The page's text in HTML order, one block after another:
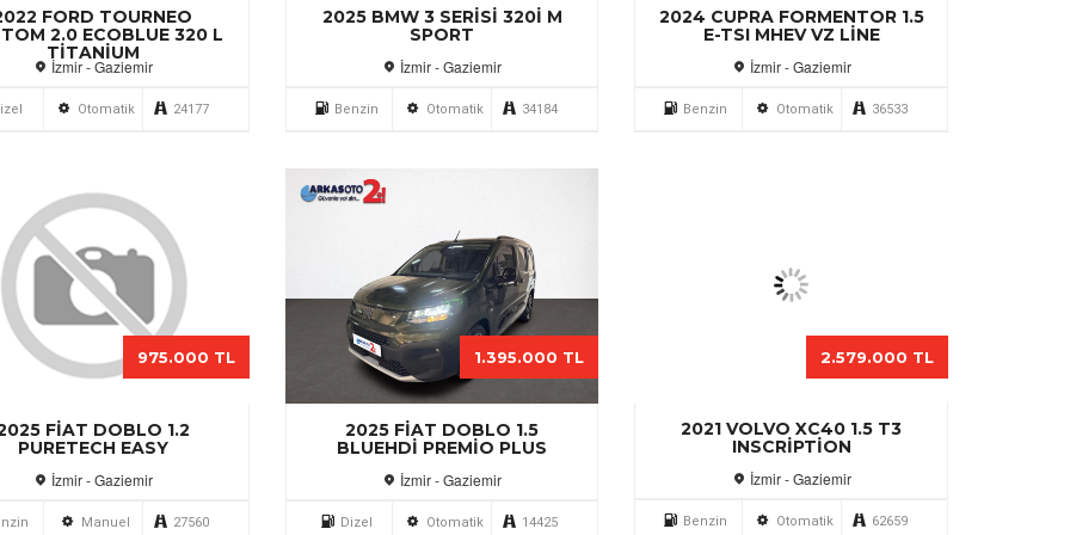
FIAT DOBLO 1.5
PREMIO PLUS
İzmir - Gaziemir
Otomatik 14425
2021 VOLVO XC40 1.5 T3
INSCRIPTION
İzmir - Gaziemir
Benzin Otomatik 62659
2025 VOLVO V60 2.0B4 PLUS
DARK
İzmir - Gaziemir
Benzin Otomatik 45815
2025 ALFA ROMEO TONALE
1.6 D TI
İzmir - Gaziemir
2.850.000 TL
Dizel Otomatik 11024
2024 BYD SEAL U DM-I 1.5
PHEV DESIGN
İzmir - Gaziemir
2.219.000 TL
Hybrid Otomatik 32500